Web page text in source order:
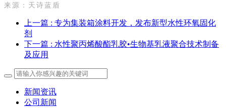
来源：天诗蓝盾
上一篇 : 专为集装箱涂料开发，发布新型水性环氧固化
剂
下一篇 : 水性聚丙烯酸酯乳胶•生物基乳液聚合技术制备
及应用
新闻资讯
公司新闻